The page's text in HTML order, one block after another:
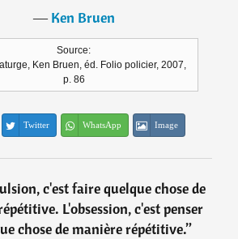
―Ken Bruen
Source:
Ken Bruen, éd. Folio policier, 2007,
p. 86
Twitter WhatsApp Image
c'est faire quelque chose de
L'obsession, c'est penser
chose de manière répétitive.”